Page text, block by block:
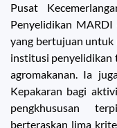
Pusat
Penyelidikan
yang bertujuan untuk
institusi penyelidikan
agromakanan. Ia
Kepakaran bagi
pengkhususan
berteraskan lima